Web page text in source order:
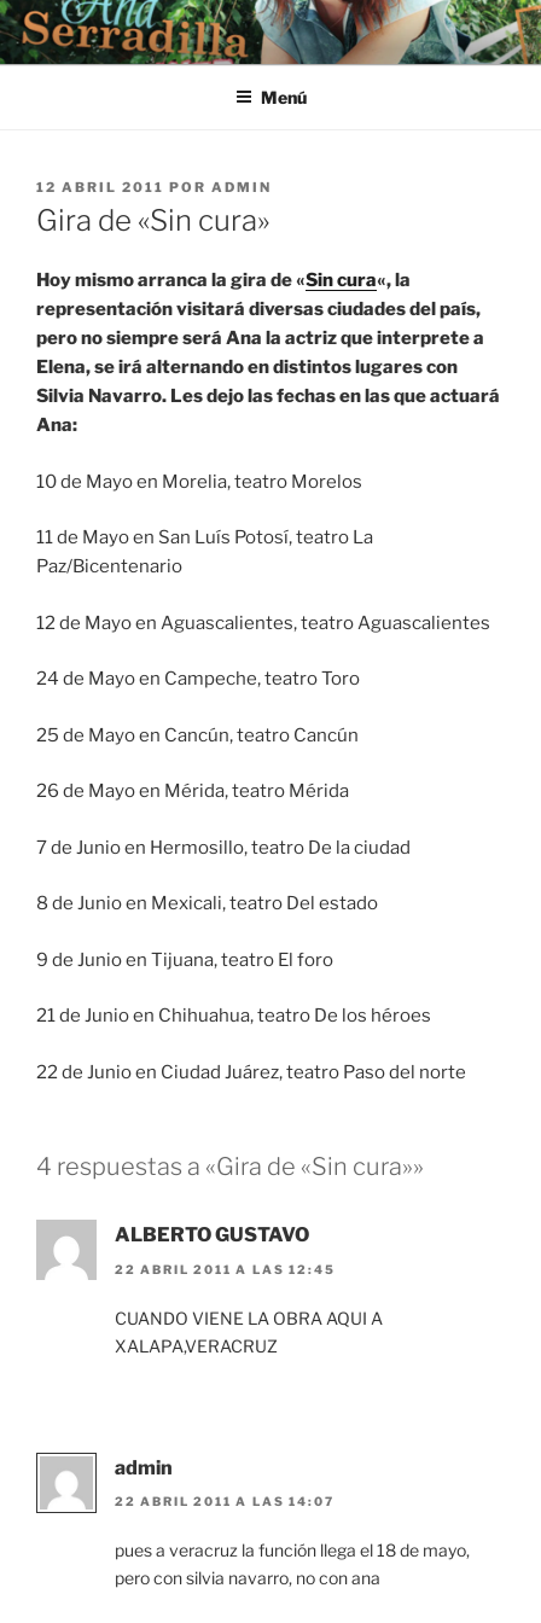
Saltar
al
contenido
Menú
PUBLICADO
EL
12 ABRIL 2011 POR ADMIN
Gira de «Sin cura»
Hoy mismo arranca la gira de «Sin cura«, la
representación visitará diversas ciudades del país,
pero no siempre será Ana la actriz que interprete a
Elena, se irá alternando en distintos lugares con
Silvia Navarro. Les dejo las fechas en las que actuará
Ana:
10 de Mayo en Morelia, teatro Morelos
11 de Mayo en San Luís Potosí, teatro La
Paz/Bicentenario
12 de Mayo en Aguascalientes, teatro Aguascalientes
24 de Mayo en Campeche, teatro Toro
25 de Mayo en Cancún, teatro Cancún
26 de Mayo en Mérida, teatro Mérida
7 de Junio en Hermosillo, teatro De la ciudad
8 de Junio en Mexicali, teatro Del estado
9 de Junio en Tijuana, teatro El foro
21 de Junio en Chihuahua, teatro De los héroes
22 de Junio en Ciudad Juárez, teatro Paso del norte
4 respuestas a «Gira de «Sin cura»»
ALBERTO GUSTAVO
22 ABRIL 2011 A LAS 12:45
CUANDO VIENE LA OBRA AQUI A
XALAPA,VERACRUZ
admin
22 ABRIL 2011 A LAS 14:07
pues a veracruz la función llega el 18 de mayo,
pero con silvia navarro, no con ana